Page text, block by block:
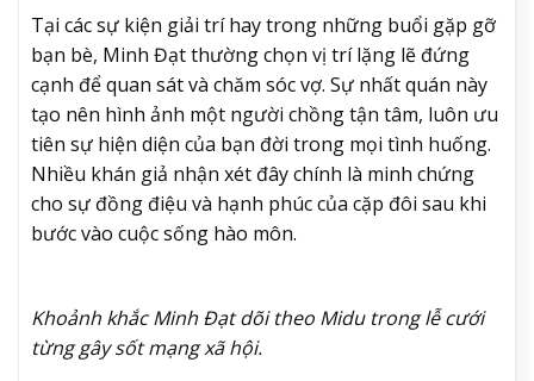
Tại các sự kiện giải trí hay trong những buổi gặp gỡ
bạn bè, Minh Đạt thường chọn vị trí lặng lẽ đứng
cạnh để quan sát và chăm sóc vợ. Sự nhất quán này
tạo nên hình ảnh một người chồng tận tâm, luôn ưu
tiên sự hiện diện của bạn đời trong mọi tình huống.
Nhiều khán giả nhận xét đây chính là minh chứng
cho sự đồng điệu và hạnh phúc của cặp đôi sau khi
bước vào cuộc sống hào môn.
Khoảnh khắc Minh Đạt dõi theo Midu trong lễ cưới
từng gây sốt mạng xã hội.